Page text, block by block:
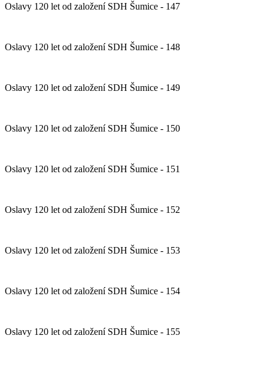
Oslavy 120 let od založení SDH Šumice - 147
Oslavy 120 let od založení SDH Šumice - 148
Oslavy 120 let od založení SDH Šumice - 149
Oslavy 120 let od založení SDH Šumice - 150
Oslavy 120 let od založení SDH Šumice - 151
Oslavy 120 let od založení SDH Šumice - 152
Oslavy 120 let od založení SDH Šumice - 153
Oslavy 120 let od založení SDH Šumice - 154
Oslavy 120 let od založení SDH Šumice - 155